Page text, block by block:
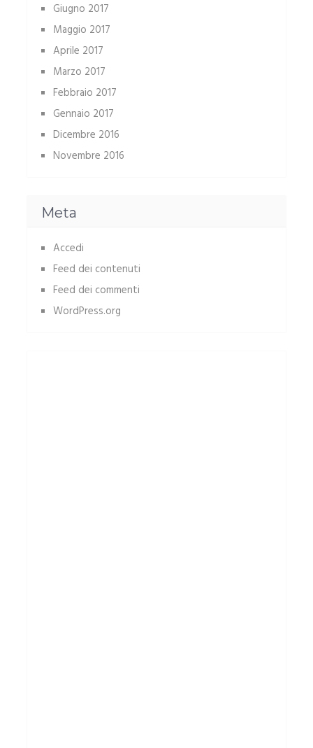
Giugno 2017
Maggio 2017
Aprile 2017
Marzo 2017
Febbraio 2017
Gennaio 2017
Dicembre 2016
Novembre 2016
Meta
Accedi
Feed dei contenuti
Feed dei commenti
WordPress.org